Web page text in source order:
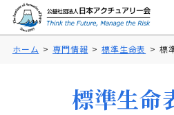
ホーム 専門情報 標準生命表 標
標準生命